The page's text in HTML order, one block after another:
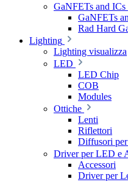
GaNFETs and ICs
GaNFETs
Rad Hard
Lighting
Lighting visualizza
LED
LED Chip
COB
Modules
Ottiche
Lenti
Riflettori
Diffusori
Driver per LED e
Accessori
Driver per